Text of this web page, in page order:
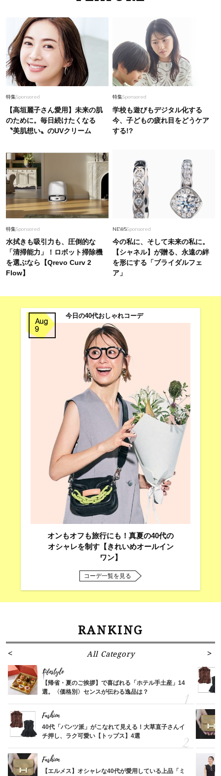
特集Sponsored
【高垣麗子さん愛用】未来の肌
のために。毎日続けたくなる
〝美肌想い〟のUVクリーム
特集Sponsored
学校も遊びもデジタル化する
今、子どもの疲れ目をどうケア
する!?
特集Sponsored
水拭きも吸引力も、圧倒的な
「清掃能力」！ロボット掃除機
を選ぶなら【Qrevo Curv 2
Flow】
NEWSSponsored
今の私に、そして未来の私に。
【シャネル】が贈る、永遠の絆
を形にする「ブライダルフェ
ア」
Aug
9
今日の40代おしゃれコーデ
オンもオフも旅行にも！真夏の40代の
オシャレを制す【きれいめオールイン
ワン】
コーデ一覧を見る
RANKING
All Category
Lifestyle
【帰省・夏のご挨拶】で喜ばれる「ホテル手土産」14
選。〈価格別〉センスが伝わる逸品は？
Fashion
40代「パンツ派」がこなれて見える！大草直子さんイ
チ押し、ラク可愛い【トップス】4選
Fashion
【エルメス】オシャレな40代が愛用している上品「ミ